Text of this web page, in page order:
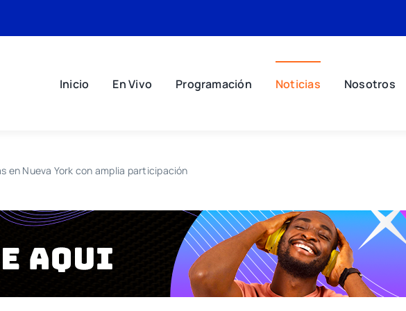
Inicio En Vivo Programación Noticias Nosotros
en Nueva York con amplia participación